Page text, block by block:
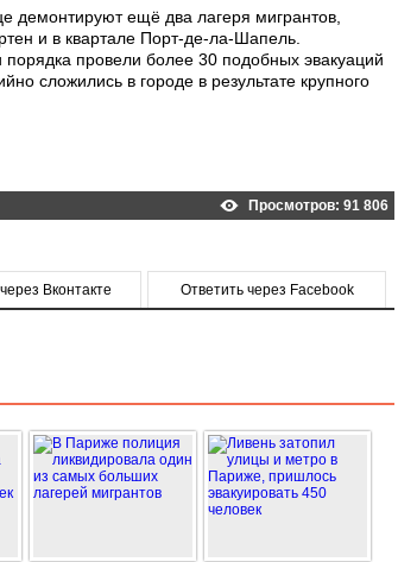
демонтируют ещё два лагеря мигрантов,
и в квартале Порт-де-ла-Шапель.
провели более 30 подобных эвакуаций
сложились в городе в результате крупного
Просмотров: 91 806
Вконтакте Ответить через Facebook